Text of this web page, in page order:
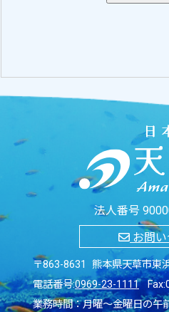
法人番号
お問
〒863-8631 熊本県天草市東
電話番号:0969-23-1111
業務時間：月曜～金曜日の午